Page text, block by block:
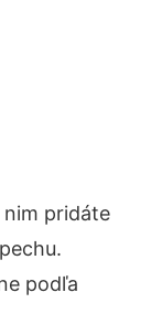
nim pridáte
podľa